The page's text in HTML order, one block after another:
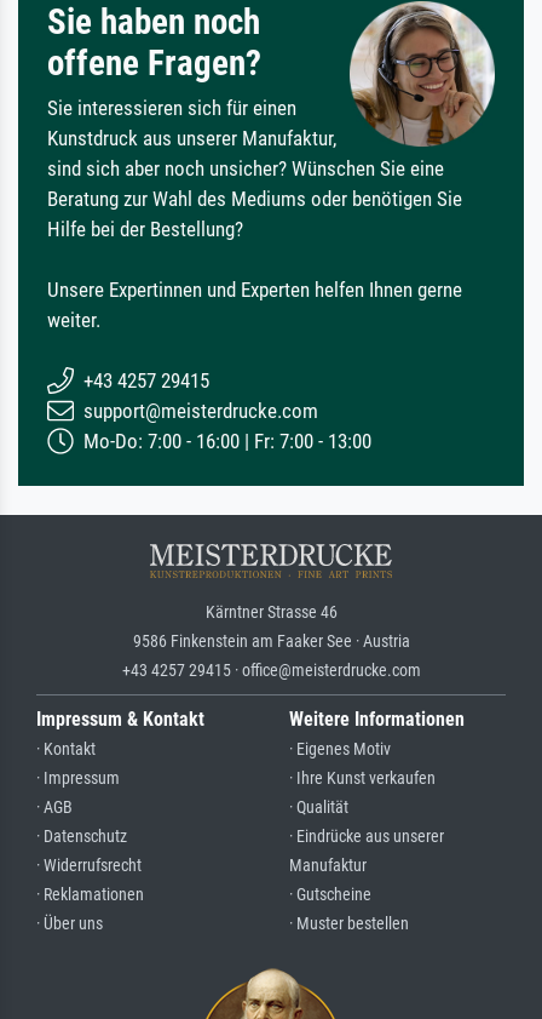
Sie haben noch
offene Fragen?
Sie interessieren sich für einen
Kunstdruck aus unserer Manufaktur,
sind sich aber noch unsicher? Wünschen Sie eine
Beratung zur Wahl des Mediums oder benötigen Sie
Hilfe bei der Bestellung?
Unsere Expertinnen und Experten helfen Ihnen gerne
weiter.
+43 4257 29415
support@meisterdrucke.com
Mo-Do: 7:00 - 16:00 | Fr: 7:00 - 13:00
Kärntner Strasse 46
9586 Finkenstein am Faaker See · Austria
+43 4257 29415 · office@meisterdrucke.com
Impressum & Kontakt
· Kontakt
· Impressum
· AGB
· Datenschutz
· Widerrufsrecht
· Reklamationen
· Über uns
Weitere Informationen
· Eigenes Motiv
· Ihre Kunst verkaufen
· Qualität
· Eindrücke aus unserer
Manufaktur
· Gutscheine
· Muster bestellen